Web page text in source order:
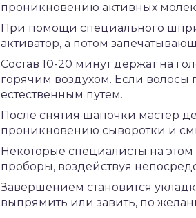
проникновению активных
При помощи специального
активатор, а потом
Состав 10-20 минут держат на
горячим воздухом. Если волосы
естественным путем.
После снятия шапочки мастер
проникновению сыворотки и
Некоторые специалисты на этом
проборы, воздействуя
Завершением становится
выпрямить или завить, по